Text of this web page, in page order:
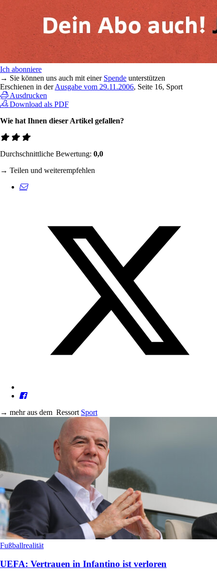
Ich abonniere
→ Sie können uns auch mit einer Spende unterstützen
Erschienen in derAusgabe vom 29.11.2006, Seite 16, Sport
Ausdrucken
Download als PDF
Wie hat Ihnen dieser Artikel gefallen?
Durchschnittliche Bewertung: 0,0
→ Teilen und weiterempfehlen
→ mehr aus dem Ressort Sport
Fußballrealität
UEFA: Vertrauen in Infantino ist verloren